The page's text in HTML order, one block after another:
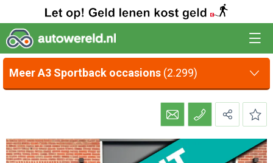
Meer A3 Sportback occasions (2.299)